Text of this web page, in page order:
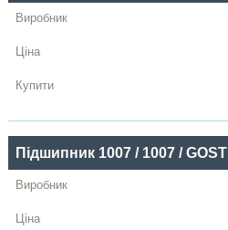
Виробник
Радіальний
грн
Купити
Підшипник 1007 / 1007 / GOST